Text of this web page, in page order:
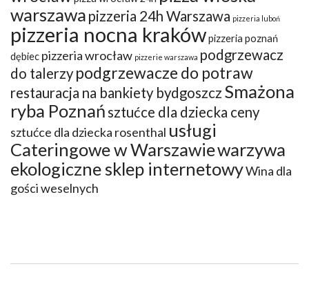
warszawa pizzeria 24h Warszawa pizzeria luboń
pizzeria nocna krakówpizzeria poznań
dębiec pizzeria wrocław pizzerie warszawa podgrzewacz
do talerzy podgrzewacze do potraw
restauracja na bankiety bydgoszcz Smażona
ryba Poznań sztućce dla dziecka ceny
sztućce dla dziecka rosenthal usługi
Cateringowe w Warszawiewarzywa
ekologiczne sklep internetowyWina dla
gości weselnych